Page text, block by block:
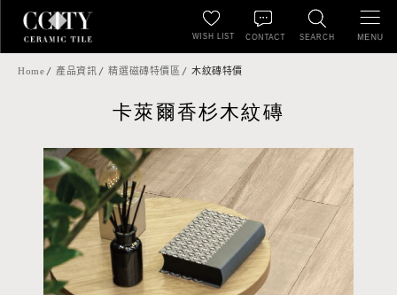
SEARCH
WISH LIST CONTACT MENU
Home 產品資訊 精選磁磚特價區 木紋磚特價
卡萊爾香杉木紋磚